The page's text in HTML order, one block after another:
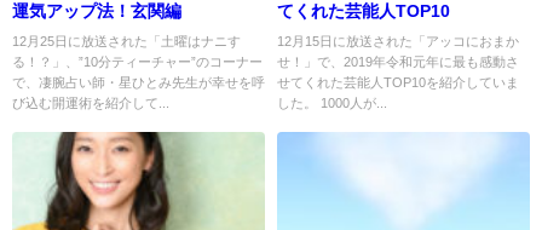
運気アップ法！玄関編
12月25日に放送された「土曜はナニす
る！？」、”10分ティーチャー”のコーナー
で、凄腕占い師・星ひとみ先生が幸せを呼
び込む開運術を紹介して...
てくれた芸能人TOP10
12月15日に放送された「アッコにおまか
せ！」で、2019年令和元年に最も感動さ
せてくれた芸能人TOP10を紹介していま
した。 1000人が...